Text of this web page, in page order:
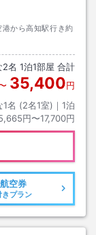
から高知駅行き約
2名 1泊1部屋 合計
35,400円
1名 (2名1室)｜ 1泊
円〜17,700円
航空券
きプラン